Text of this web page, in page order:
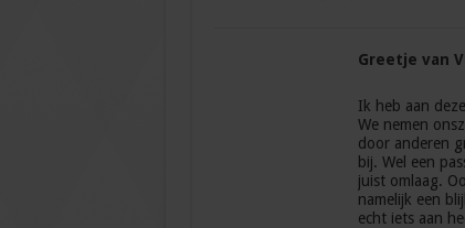
Greetje van
Ik heb aan
We nemen
door anderen
bij. Wel een
juist omlaag.
namelijk een
echt iets aan